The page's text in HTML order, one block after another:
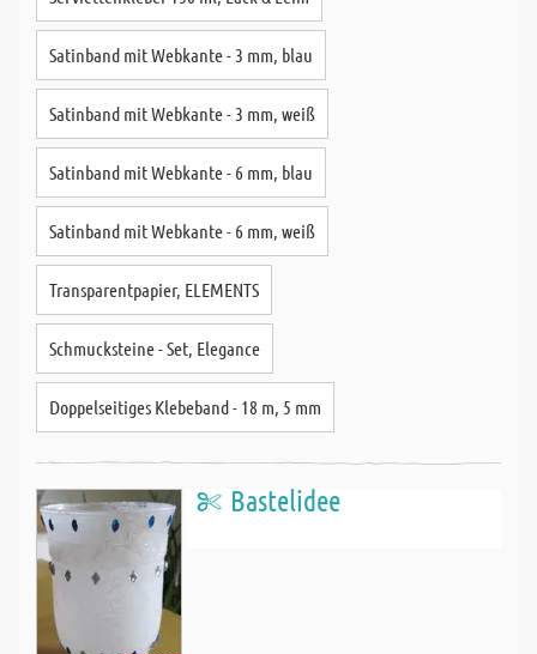
Satinband mit Webkante - 3 mm, blau
Satinband mit Webkante - 3 mm, weiß
Satinband mit Webkante - 6 mm, blau
Satinband mit Webkante - 6 mm, weiß
Transparentpapier, ELEMENTS
Schmucksteine - Set, Elegance
Doppelseitiges Klebeband - 18 m, 5 mm
Bastelidee